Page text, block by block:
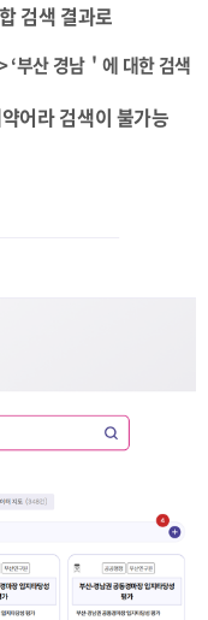
검색 결과로
‘부산 경남＇에 대한 검색
어라 검색이 불가능